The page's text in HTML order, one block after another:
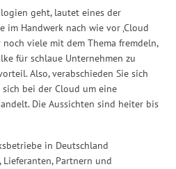
geht, lautet eines der
im Handwerk nach wie vor ‚Cloud
noch viele mit dem Thema fremdeln,
für schlaue Unternehmen zu
Also, verabschieden Sie sich
bei der Cloud um eine
Die Aussichten sind heiter bis
in Deutschland
Partnern und